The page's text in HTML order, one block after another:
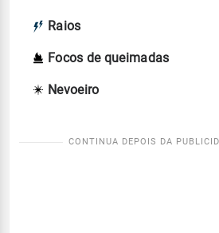
Raios
Focos de queimadas
Nevoeiro